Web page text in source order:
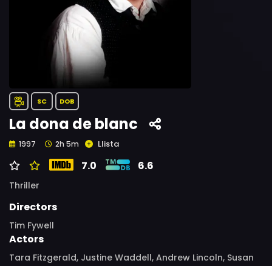
SC DOB
La dona de blanc
1997 2h 5m Llista
7.0 6.6
Thriller
Directors
Tim Fywell
Actors
Tara Fitzgerald, Justine Waddell, Andrew Lincoln, Susan